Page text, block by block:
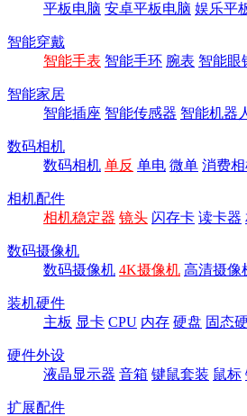
平板电脑 安卓平板电脑 娱乐平
智能穿戴
智能手表 智能手环 腕表 智能眼
智能家居
智能插座 智能传感器 智能机器
数码相机
数码相机 单反 单电 微单 消费
相机配件
相机稳定器 镜头 闪存卡 读卡器
数码摄像机
数码摄像机 4K摄像机 高清摄像
装机硬件
主板 显卡 CPU 内存 硬盘 固态
硬件外设
液晶显示器 音箱 键鼠套装 鼠标
扩展配件